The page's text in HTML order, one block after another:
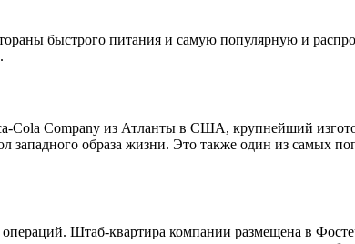
быстрого питания и самую популярную и
Company из Атланты в США, крупнейший
образа жизни. Это также один из самых
Штаб-квартира компании размещена в